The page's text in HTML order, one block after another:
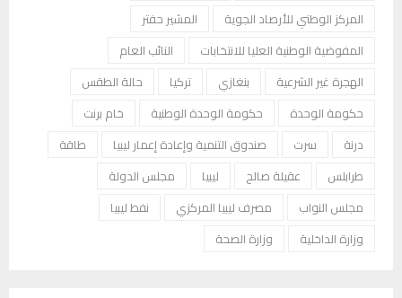
المركز الوطني للأرصاد الجوية
المشير حفتر
المفوضية الوطنية العليا للانتخابات
النائب العام
الهجرة غير الشرعية
بنغازي تركيا
حالة الطقس
حكومة الوحدة
حكومة الوحدة الوطنية
خام برنت
درنة
سرت صندوق التنمية وإعادة إعمار ليبيا
طاقة
طرابلس
عقيلة صالح ليبيا
مجلس الدولة
مجلس النواب
مصرف ليبيا المركزي
نفط ليبيا
وزارة الداخلية
وزارة الصحة